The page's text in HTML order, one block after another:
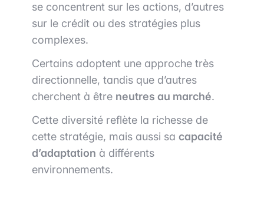
se concentrent sur les actions, d’autres
sur le crédit ou des stratégies plus
complexes.
Certains adoptent une approche très
directionnelle, tandis que d’autres
cherchent à être neutres au marché.
Cette diversité reflète la richesse de
cette stratégie, mais aussi sa capacité
d’adaptation à différents
environnements.